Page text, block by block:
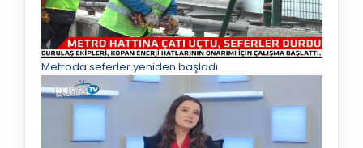
Metroda seferler yeniden başladı